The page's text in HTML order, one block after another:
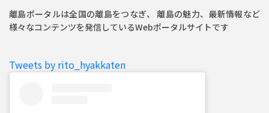
離島ポータルは全国の離島をつなぎ、 離島の魅力、最新情報など
様々なコンテンツを発信しているWebポータルサイトです
Tweets by rito_hyakkaten